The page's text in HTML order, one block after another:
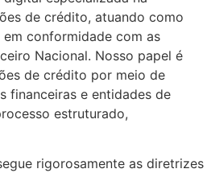
de crédito, atuando como
conformidade com as
Nacional. Nosso papel é
de crédito por meio de
financeiras e entidades de
estruturado,
rigorosamente as diretrizes